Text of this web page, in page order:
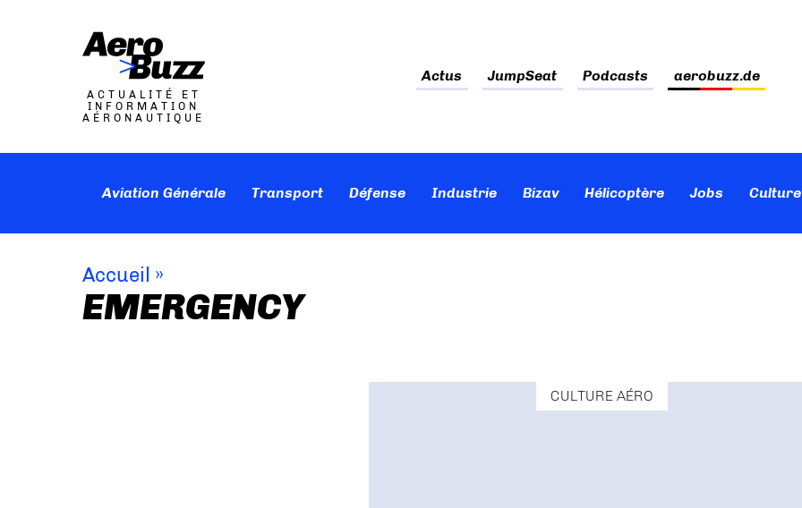
ACTUALITÉ ET
INFORMATION
AÉRONAUTIQUE
Actus JumpSeat Podcasts aerobuzz.de
Aviation Générale Transport Défense Industrie Bizav Hélicoptère Jobs
Accueil »
EMERGENCY
CULTURE AÉRO